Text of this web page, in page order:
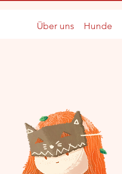
Über uns Hunde